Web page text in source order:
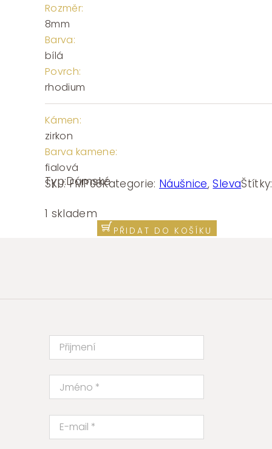
Rozměr:
8mm
Barva:
bílá
Povrch:
rhodium
Kámen:
zirkon
Barva kamene:
fialová
SKU:FMP08Kategorie: Náušnice,SlevaŠtítky:
Typ:Dámské
1 sklademsingle
náušnice
množství
PŘIDAT DO KOŠÍKU